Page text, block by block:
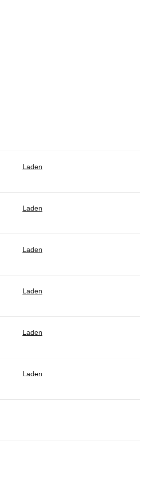
Laden
Laden
Laden
Laden
Laden
Laden